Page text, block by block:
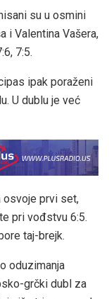
su u osmini
i Valentina Vašera,
7:5.
ipak poraženi
U dublu je već
prvi set,
pri vođstvu 6:5.
taj-brejk.
oduzimanja
grčki dubl za